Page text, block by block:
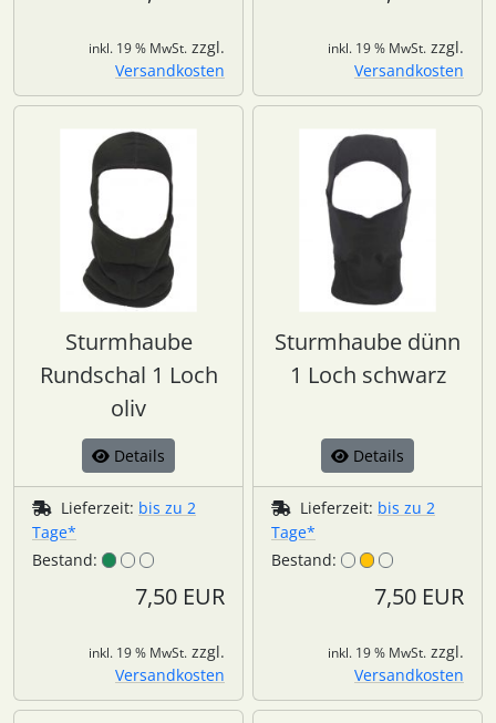
inkl. 19 % MwSt. zzgl.
Versandkosten
inkl. 19 % MwSt. zzgl.
Versandkosten
Sturmhaube
Rundschal 1 Loch
oliv
Details
Lieferzeit: bis zu 2
Tage*
Bestand:
7,50 EUR
inkl. 19 % MwSt. zzgl.
Versandkosten
Sturmhaube dünn
1 Loch schwarz
Details
Lieferzeit: bis zu 2
Tage*
Bestand:
7,50 EUR
inkl. 19 % MwSt. zzgl.
Versandkosten